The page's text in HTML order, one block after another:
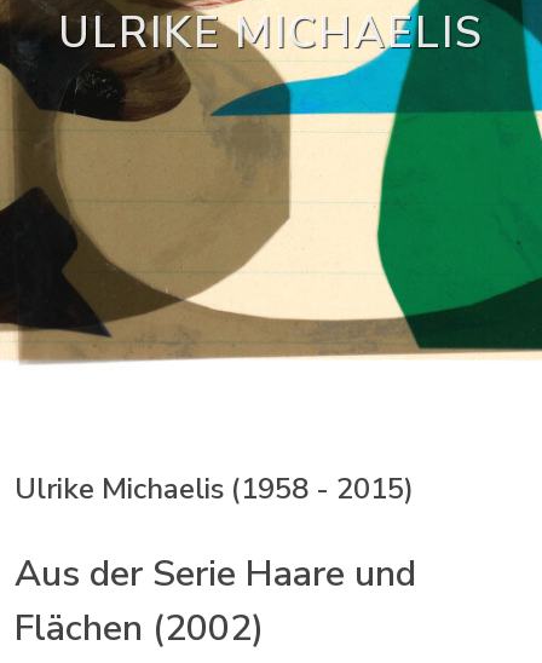
ULRIKE MICHAELIS
Ulrike Michaelis (1958 - 2015)
Aus der Serie Haare und
Flächen (2002)